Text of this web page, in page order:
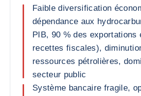
Faible diversification
dépendance aux
PIB, 90 % des exportations
recettes fiscales),
ressources pétrolières,
secteur public
Système bancaire fragile,